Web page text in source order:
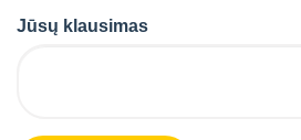
Jūsų klausimas